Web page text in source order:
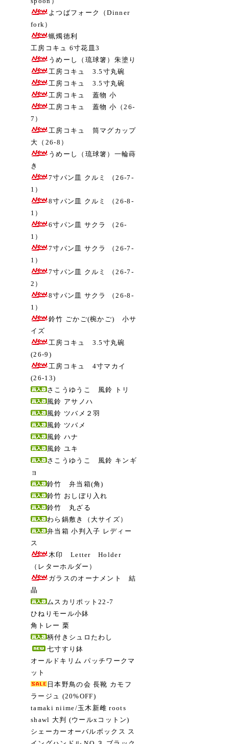
よつばフォーク（Dinner
fork）
蝋燭徳利
工房コキュ 6寸花皿3
うめーし（琉球箸）朱塗り
工房コキュ 3.5寸丸碗
工房コキュ 3.5寸丸碗
工房コキュ 蓋物 小
工房コキュ 蓋物 小（26-
7）
工房コキュ 筒マグカップ
大（26-8）
うめーし（琉球箸）一輪蒔
き
7寸パン皿 クルミ （26-7-
1）
8寸パン皿 クルミ （26-8-
1）
6寸パン皿 サクラ （26-
1）
7寸パン皿 サクラ （26-7-
1）
7寸パン皿 クルミ （26-7-
2）
8寸パン皿 サクラ （26-8-
1）
鈴竹 ごかご(椀かご) 小サ
イズ
工房コキュ 3.5寸丸碗
(26-9)
工房コキュ 4寸マカイ
(26-13)
さこうゆうこ 風鈴 トリ
風鈴 アサノハ
風鈴 ツバメ２羽
風鈴 ツバメ
風鈴 ハナ
風鈴 ユキ
さこうゆうこ 風鈴 キンギ
ョ
鈴竹 弁当箱(角)
鈴竹 おしぼり入れ
鈴竹 丸ざる
わら鍋敷き（大サイズ）
弁当箱 小判入子 レディー
ス
木印 Letter Holder
（レターホルダー）
ガラスのオーナメント 結
晶
ムスカリポット22-7
ひねりモール小鉢
角トレー 栗
柄付きシュロたわし
七寸すり鉢
オールドキリム パッチワークマ
ット
日本野鳥の会 長靴 カモフ
ラージュ (20%OFF)
tamaki niime/玉木新雌 roots
shawl 大判 (ウールxコットン)
シェーカーオーバルボックス ス